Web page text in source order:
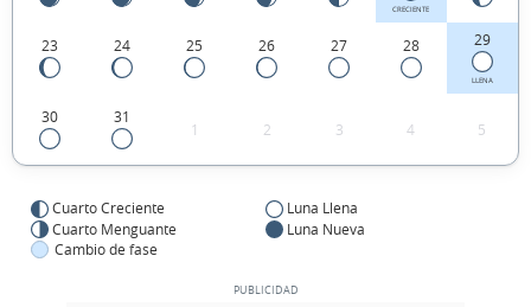
CRECIENTE
23 24 25 26 27 28 29
LLENA
30 31
1 2 3 4 5
Cuarto Creciente
Luna Llena
Cuarto Menguante
Luna Nueva
Cambio de fase